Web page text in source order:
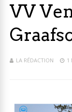
VV
LA RÉDACTION 1